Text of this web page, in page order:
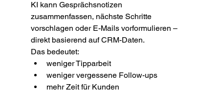
KI kann Gesprächsnotizen
zusammenfassen, nächste Schritte
vorschlagen oder E-Mails vorformulieren –
direkt basierend auf CRM-Daten.
Das bedeutet:
weniger Tipparbeit
weniger vergessene Follow-ups
mehr Zeit für Kunden